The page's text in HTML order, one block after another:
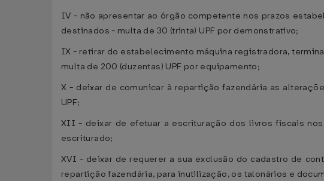
IV - não apresentar ao órgão competente nos prazos
destinados - multa de 30 (trinta) UPF por demonstrativo;
IX - retirar do estabelecimento máquina registradora,
multa de 200 (duzentas) UPF por equipamento;
X - deixar de comunicar à repartição fazendária as
UPF;
XII - deixar de efetuar a escrituração dos livros fiscais
escriturado;
XVI - deixar de requerer a sua exclusão do cadastro de
repartição fazendária, para inutilização, os talonários e